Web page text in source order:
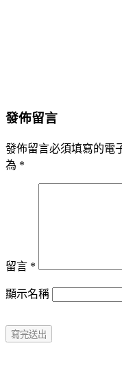
發佈留言
發佈留言必須填寫的電
為 *
留言 *
顯示名稱